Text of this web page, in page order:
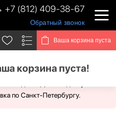
+7 (812) 409-38-67
Обратный звонок
Ваша корзина пуста
корзина пуста!
выходных. Для Вас доступен
по Санкт-Петербургу.